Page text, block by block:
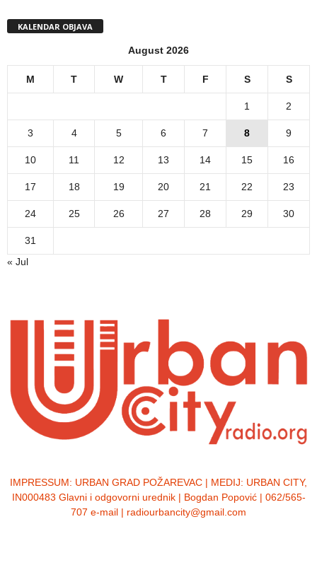
KALENDAR OBJAVA
August 2026
M T W T F S S
1 2
3 4 5 6 7 8 9
10 11 12 13 14 15 16
17 18 19 20 21 22 23
24 25 26 27 28 29 30
31
« Jul
IMPRESSUM: URBAN GRAD POŽAREVAC | MEDIJ: URBAN CITY,
IN000483 Glavni i odgovorni urednik | Bogdan Popović | 062/565-
707 e-mail | radiourbancity@gmail.com